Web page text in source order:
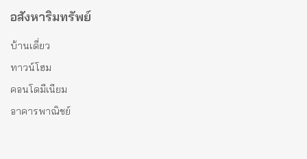
อสังหาริมทรัพย์
บ้านเดี่ยว
ทาวน์โฮม
คอนโดมีเนียม
อาคารพาณิชย์